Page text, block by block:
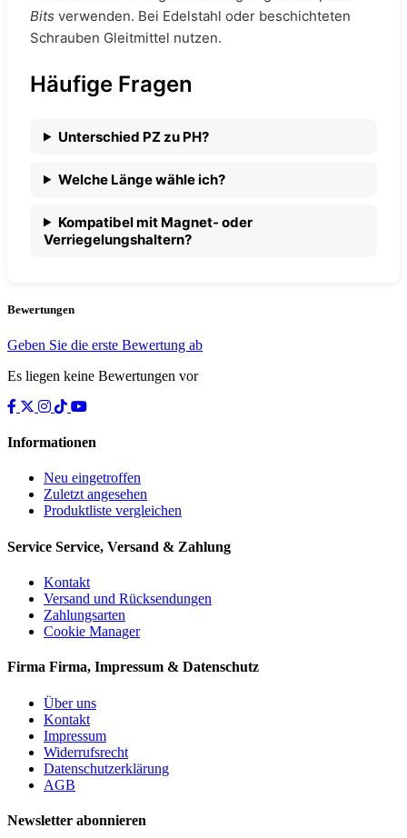
Bits verwenden. Bei Edelstahl oder beschichteten
Schrauben Gleitmittel nutzen.
Häufige Fragen
Unterschied PZ zu PH?
Welche Länge wähle ich?
Kompatibel mit Magnet- oder
Verriegelungshaltern?
Bewertungen
Geben Sie die erste Bewertung ab
Es liegen keine Bewertungen vor
Informationen
Neu eingetroffen
Zuletzt angesehen
Produktliste vergleichen
Service Service, Versand & Zahlung
Kontakt
Versand und Rücksendungen
Zahlungsarten
Cookie Manager
Firma Firma, Impressum & Datenschutz
Über uns
Kontakt
Impressum
Widerrufsrecht
Datenschutzerklärung
AGB
Newsletter abonnieren